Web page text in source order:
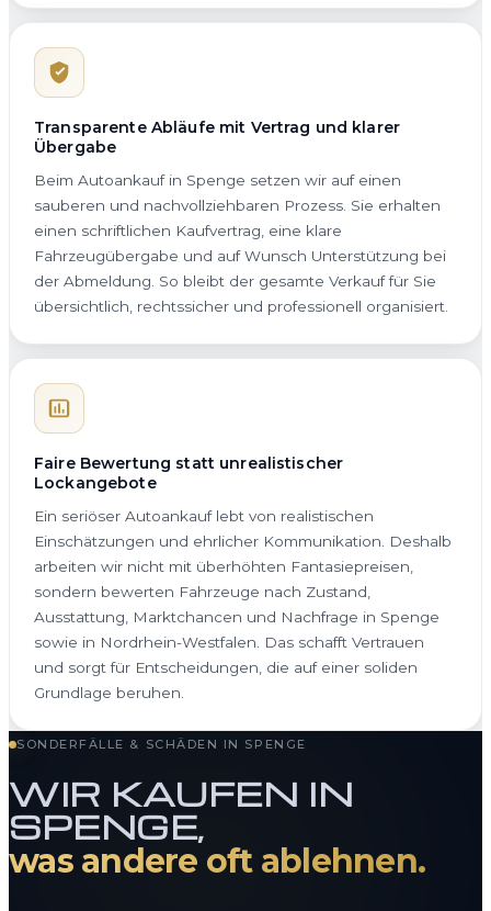
Transparente Abläufe mit Vertrag und klarer
Übergabe
Beim Autoankauf in Spenge setzen wir auf einen
sauberen und nachvollziehbaren Prozess. Sie erhalten
einen schriftlichen Kaufvertrag, eine klare
Fahrzeugübergabe und auf Wunsch Unterstützung bei
der Abmeldung. So bleibt der gesamte Verkauf für Sie
übersichtlich, rechtssicher und professionell organisiert.
Faire Bewertung statt unrealistischer
Lockangebote
Ein seriöser Autoankauf lebt von realistischen
Einschätzungen und ehrlicher Kommunikation. Deshalb
arbeiten wir nicht mit überhöhten Fantasiepreisen,
sondern bewerten Fahrzeuge nach Zustand,
Ausstattung, Marktchancen und Nachfrage in Spenge
sowie in Nordrhein-Westfalen. Das schafft Vertrauen
und sorgt für Entscheidungen, die auf einer soliden
Grundlage beruhen.
SONDERFÄLLE & SCHÄDEN IN SPENGE
WIR KAUFEN IN
SPENGE,
was andere oft ablehnen.